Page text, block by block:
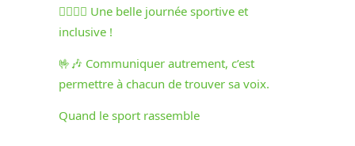
🏃‍♀️🏃‍♂️ Une belle journée sportive et
inclusive !
🤟🎶 Communiquer autrement, c’est
permettre à chacun de trouver sa voix.
Quand le sport rassemble